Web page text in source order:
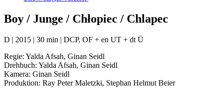
Boy / Junge / Chłopiec / Chlapec
D | 2015 | 30 min | DCP, OF + en UT + dt Ü
Regie: Yalda Afsah, Ginan Seidl
Drehbuch: Yalda Afsah, Ginan Seidl
Kamera: Ginan Seidl
Produktion: Ray Peter Maletzki, Stephan Helmut Beier